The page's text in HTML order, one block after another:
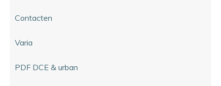
Contacten
Varia
PDF DCE & urban